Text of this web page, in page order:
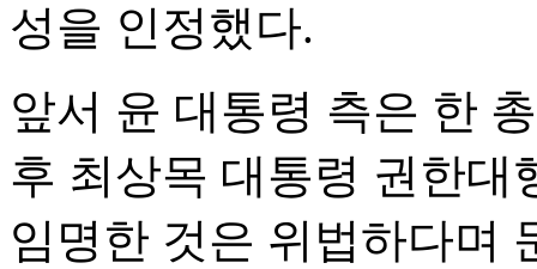
성을 인정했다.
앞서 윤 대통령 측은 한
후 최상목 대통령 권한대
임명한 것은 위법하다며